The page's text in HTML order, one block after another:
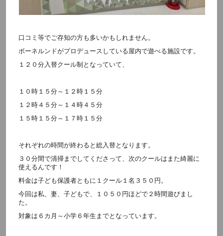
口コミ等でご存知の方も多いかもしれません。
ボーネルンドがプロデュースしている屋内で遊べる施設です。
１２０分入替クール制となっていて、
１０時１５分～１２時１５分
１２時４５分～１４時４５分
１５時１５分～１７時１５分
それぞれの時間が終わると総入替となります。
３０分間で清掃までしてくださって、次のクールはまた綺麗に
使えるんです！
料金は子ども保護者ともに１クール１名３５０円。
今回は私、妻、子どもで、１０５０円ほどで２時間遊びまし
た。
対象は６カ月～小学６年生までとなっています。